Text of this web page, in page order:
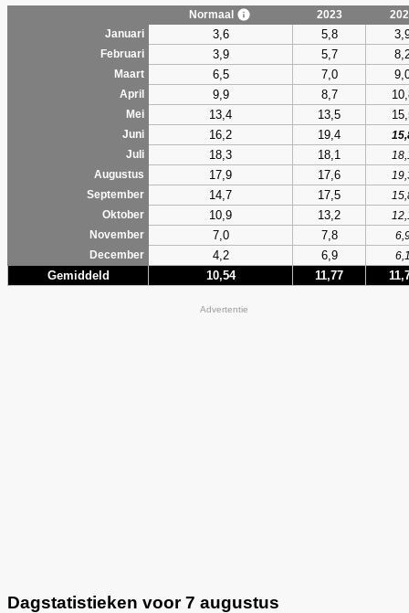
Normaal 2023
Januari
3,6 5,8
Februari 3,9 5,7
Maart 6,5 7,0
April 9,9 8,7
Mei 13,4 13,5
Juni 16,2 19,4
Juli
18,3 18,1
Augustus
17,9 17,6
September
14,7 17,5
Oktober
10,9 13,2
November
7,0 7,8
December
4,2 6,9
Gemiddeld 10,54 11,77
Advertentie
Dagstatistieken voor 7 augustus